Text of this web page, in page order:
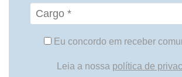
Eu concordo em receber
Leia a nossa política de